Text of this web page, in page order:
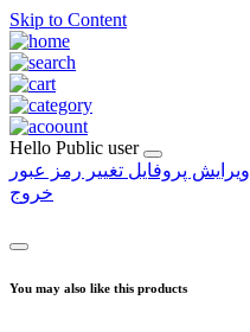
Skip to Content
Hello Public user
ویرایش پروفایل تغییر رمز عبور
خروج
You may also like this products